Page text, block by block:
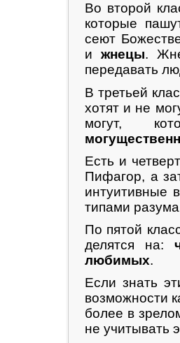
Во второй
которые
сеют
ижнецы.
передавать
В третьей
хотят и не
могут,
Есть и
Пифагор, а
интуитивные
типами
По пятой
делятся на:
любимых.
Если знать
возможности
более в
не учитывать